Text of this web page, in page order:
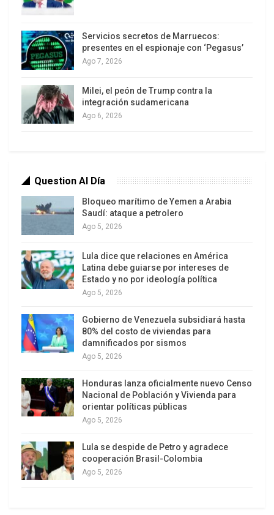
El Parlamento Europeo votó a favor del
Reglamento de Retornos que permite, entre otros
puntos, la creación de centros de devolución de
migrantes en terceros países, incluso cuando la
persona expulsada no tenga ningún vínculo con el
Estado al que sea enviada. Una mayoría de
eurodiputados respaldó este miércoles en
acelerar las expulsiones de personas a las que se
les ha denegado el asilo.
La norma también amplia la duración máxima de
meses cuando las autoridades consideren que
existe una «perspectiva razonable de expulsión» y
un riesgo de fuga, una disposición que podría
reglamento contempla la obligación estricta de
que los migrantes sin derecho a permanecer en el
Servicios secretos de Marruecos:
presentes en el espionaje con ‘Pegasus’
Ago 7, 2026
Milei, el peón de Trump contra la
integración sudamericana
Ago 6, 2026
Question Al Día
Bloqueo marítimo de Yemen a Arabia
Saudí: ataque a petrolero
Ago 5, 2026
Lula dice que relaciones en América
Latina debe guiarse por intereses de
Estado y no por ideología política
Ago 5, 2026
Gobierno de Venezuela subsidiará hasta
80% del costo de viviendas para
damnificados por sismos
Ago 5, 2026
Honduras lanza oficialmente nuevo Censo
Nacional de Población y Vivienda para
orientar políticas públicas
Ago 5, 2026
Lula se despide de Petro y agradece
cooperación Brasil-Colombia
Ago 5, 2026